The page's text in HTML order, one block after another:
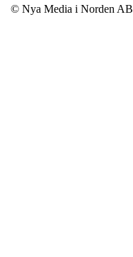
© Nya Media i Norden AB